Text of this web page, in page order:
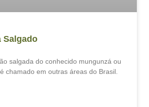
Salgado
salgada do conhecido mungunzá ou
chamado em outras áreas do Brasil.